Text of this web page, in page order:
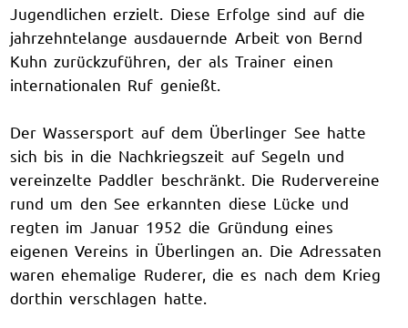
Jugendlichen erzielt. Diese Erfolge sind auf die
jahrzehntelange ausdauernde Arbeit von Bernd
Kuhn zurückzuführen, der als Trainer einen
internationalen Ruf genießt.
Der Wassersport auf dem Überlinger See hatte
sich bis in die Nachkriegszeit auf Segeln und
vereinzelte Paddler beschränkt. Die Rudervereine
rund um den See erkannten diese Lücke und
regten im Januar 1952 die Gründung eines
eigenen Vereins in Überlingen an. Die Adressaten
waren ehemalige Ruderer, die es nach dem Krieg
dorthin verschlagen hatte.